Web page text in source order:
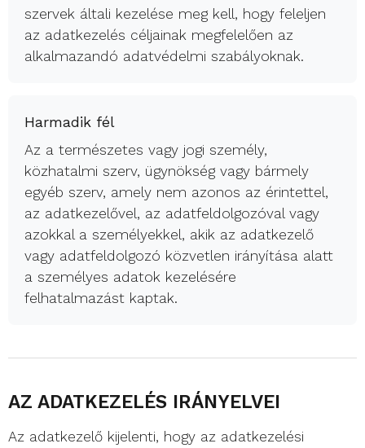
szervek általi kezelése meg kell, hogy feleljen
az adatkezelés céljainak megfelelően az
alkalmazandó adatvédelmi szabályoknak.
Harmadik fél
Az a természetes vagy jogi személy,
közhatalmi szerv, ügynökség vagy bármely
egyéb szerv, amely nem azonos az érintettel,
az adatkezelővel, az adatfeldolgozóval vagy
azokkal a személyekkel, akik az adatkezelő
vagy adatfeldolgozó közvetlen irányítása alatt
a személyes adatok kezelésére
felhatalmazást kaptak.
AZ ADATKEZELÉS IRÁNYELVEI
Az adatkezelő kijelenti, hogy az adatkezelési